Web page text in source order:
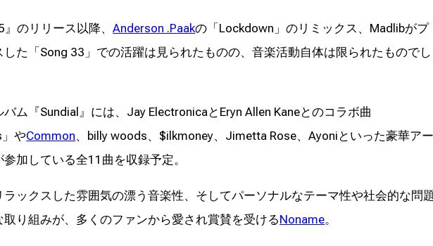
』のリリース以降、Anderson .Paakの「Lockdown」のリミックス、Madlibがプ
した「Song 33」での活躍は見られたものの、音楽活動自体は限られたものでし
ム『Sundial』には、Jay ElectronicaとEryn Allen Kaneとのコラボ曲
」やCommon、billy woods、$ilkmoney、Jimetta Rose、Ayoniといった豪華アー
加している全11曲を収録予定。
ラックスした雰囲気の漂う音楽性、そしてパーソナルなテーマ性や社会的な問題
取り組みが、多くのファンから愛され賞賛を受けるNoname。